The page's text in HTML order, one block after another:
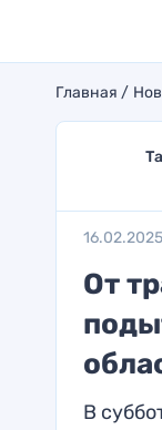
Главная
16.02.2025
От
В